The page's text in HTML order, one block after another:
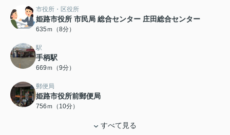
市役所・区役所
姫路市役所 市民局 総合センター 庄田総合センター
635ｍ（8分）
駅
手柄駅
669ｍ（9分）
郵便局
姫路市役所前郵便局
756ｍ（10分）
すべて見る